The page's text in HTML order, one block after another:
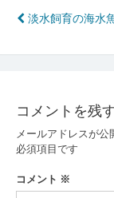
投
稿
ビ
ゲ
ー
シ
淡水飼育の海水
コメントを残
メールアドレスが公
必須項目です
コメント ※